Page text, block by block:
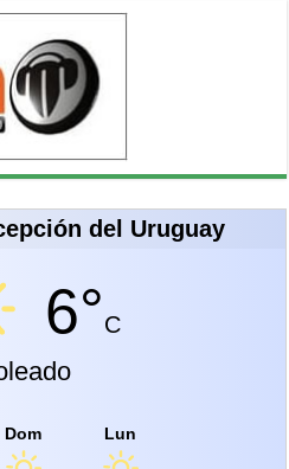
del Uruguay
6°C
Dom Lun